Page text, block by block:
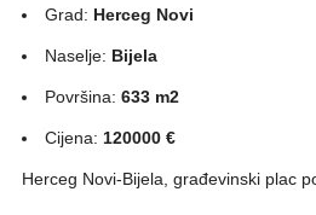
Grad: Herceg Novi
Naselje: Bijela
Površina:633 m2
Cijena: 120000 €
Herceg Novi-Bijela, građevinski plac